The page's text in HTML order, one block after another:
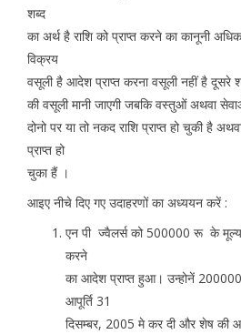
शब्द
का अर्थ है राशि को प्राप्त करने का कानूनी
विक्रय
वसूली है आदेश प्राप्त करना वसूली नहीं है
की वसूली मानी जाएगी जबकि वस्तुओं अथवा
दोनो पर या तो नकद राशि प्राप्त हो चुकी है
प्राप्त हो
चुका हैं ।
आइए नीचे दिए गए उदाहरणों का अध्ययन करें :
एन पी ज्वैलर्स को 500000 रू के
करने
का आदेश प्राप्त हुआ। उन्होनें
आपूर्ति 31
दिसम्बर, 2005 मे कर दी और शेष की